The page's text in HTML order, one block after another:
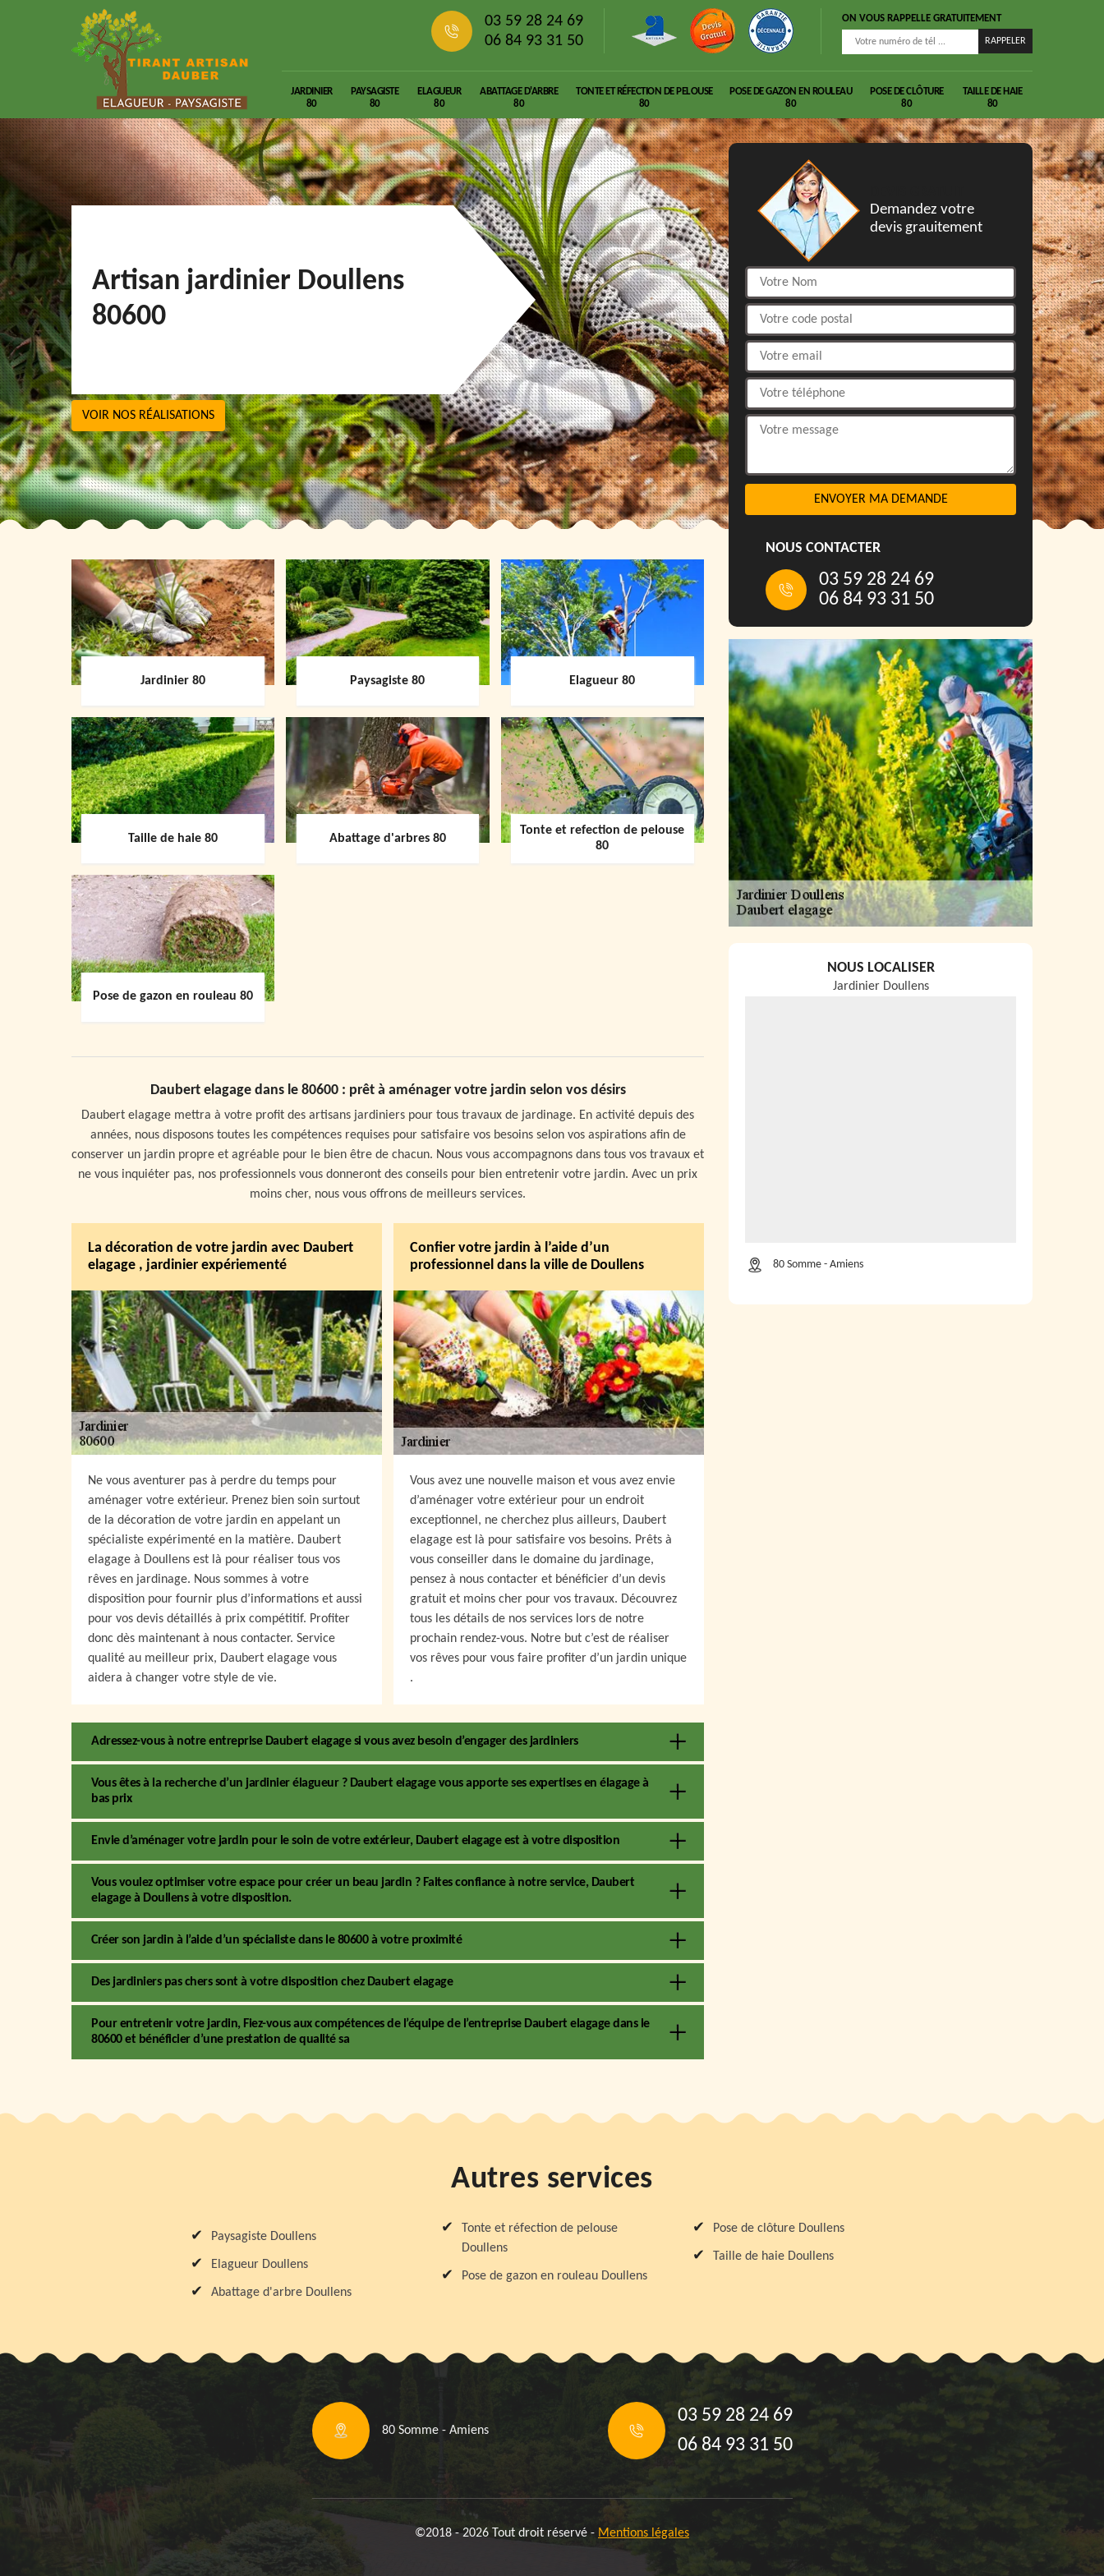
03 59 28 24 69
06 84 93 31 50
ON VOUS RAPPELLE GRATUITEMENT
JARDINIER
80
PAYSAGISTE
80
ELAGUEUR
80
ABATTAGE D'ARBRE
80
TONTE ET RÉFECTION DE PELOUSE
80
POSE DE GAZON EN ROULEAU
80
POSE DE CLÔTURE
80
TAILLE DE HAIE
80
Artisan jardinier Doullens
80600
VOIR NOS RÉALISATIONS
Jardinier 80 Paysagiste 80 Elagueur 80
Taille de haie 80 Abattage d'arbres 80
Tonte et refection de pelouse
80
Pose de gazon en rouleau 80
Daubert elagage dans le 80600 : prêt à aménager votre jardin selon vos désirs
Daubert elagage mettra à votre profit des artisans jardiniers pour tous travaux de jardinage. En activité depuis des
années, nous disposons toutes les compétences requises pour satisfaire vos besoins selon vos aspirations afin de
conserver un jardin propre et agréable pour le bien être de chacun. Nous vous accompagnons dans tous vos travaux et
ne vous inquiéter pas, nos professionnels vous donneront des conseils pour bien entretenir votre jardin. Avec un prix
moins cher, nous vous offrons de meilleurs services.
La décoration de votre jardin avec Daubert
elagage , jardinier expériementé
Ne vous aventurer pas à perdre du temps pour
aménager votre extérieur. Prenez bien soin surtout
de la décoration de votre jardin en appelant un
spécialiste expérimenté en la matière. Daubert
elagage à Doullens est là pour réaliser tous vos
rêves en jardinage. Nous sommes à votre
disposition pour fournir plus d’informations et aussi
pour vos devis détaillés à prix compétitif. Profiter
donc dès maintenant à nous contacter. Service
qualité au meilleur prix, Daubert elagage vous
aidera à changer votre style de vie.
Confier votre jardin à l’aide d’un
professionnel dans la ville de Doullens
Vous avez une nouvelle maison et vous avez envie
d’aménager votre extérieur pour un endroit
exceptionnel, ne cherchez plus ailleurs, Daubert
elagage est là pour satisfaire vos besoins. Prêts à
vous conseiller dans le domaine du jardinage,
pensez à nous contacter et bénéficier d’un devis
gratuit et moins cher pour vos travaux. Découvrez
tous les détails de nos services lors de notre
prochain rendez-vous. Notre but c’est de réaliser
vos rêves pour vous faire profiter d’un jardin unique
.
Adressez-vous à notre entreprise Daubert elagage si vous avez besoin d’engager des jardiniers
Vous êtes à la recherche d’un jardinier élagueur ? Daubert elagage vous apporte ses expertises en élagage à
bas prix
Envie d’aménager votre jardin pour le soin de votre extérieur, Daubert elagage est à votre disposition
Vous voulez optimiser votre espace pour créer un beau jardin ? Faites confiance à notre service, Daubert
elagage à Doullens à votre disposition.
Créer son jardin à l’aide d’un spécialiste dans le 80600 à votre proximité
Des jardiniers pas chers sont à votre disposition chez Daubert elagage
Pour entretenir votre jardin, Fiez-vous aux compétences de l’équipe de l’entreprise Daubert elagage dans le
80600 et bénéficier d’une prestation de qualité sa
Demandez votre
devis grauitement
NOUS CONTACTER
03 59 28 24 69
06 84 93 31 50
NOUS LOCALISER
Jardinier Doullens
80 Somme - Amiens
Autres services
Paysagiste Doullens
Elagueur Doullens
Abattage d'arbre Doullens
Tonte et réfection de pelouse
Doullens
Pose de gazon en rouleau Doullens
Pose de clôture Doullens
Taille de haie Doullens
80 Somme - Amiens
03 59 28 24 69
06 84 93 31 50
©2018 - 2026 Tout droit réservé - Mentions légales